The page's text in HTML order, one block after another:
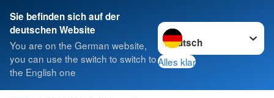
Sie befinden sich auf der
deutschen Website
You are on the German website,
you can use the switch to switch to
the English one
Sprache wechseln zu
Alles klar